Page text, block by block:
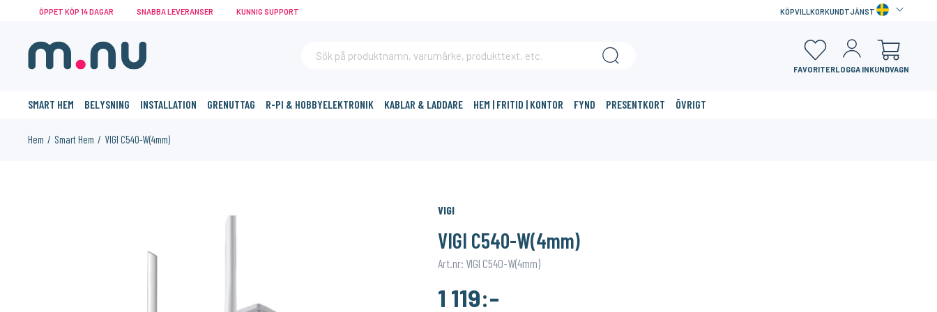
ÖPPET KÖP 14 DAGAR SNABBA LEVERANSER KUNNIG SUPPORT KÖPVILLKORKUNDTJÄNST
FAVORITERLOGGA INKUNDVAGN
SMART HEM BELYSNING INSTALLATION GRENUTTAG R-PI & HOBBYELEKTRONIK KABLAR & LADDARE HEM | FRITID | KONTOR FYND PRESENTKORT ÖVRIGT
Hem Smart Hem VIGI C540-W(4mm)
VIGI
VIGI C540-W(4mm)
Art.nr: VIGI C540-W(4mm)
1 119:-